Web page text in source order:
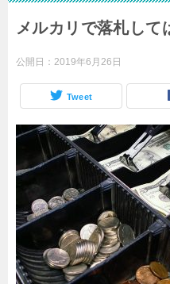
メルカリで落札して
公開日： 2019年6月26日
Tweet